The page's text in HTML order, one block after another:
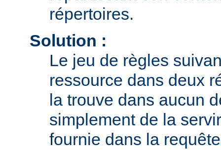
répertoires.
Solution :
Le jeu de règles
ressource dans deux
la trouve dans aucun
simplement de la
fournie dans la